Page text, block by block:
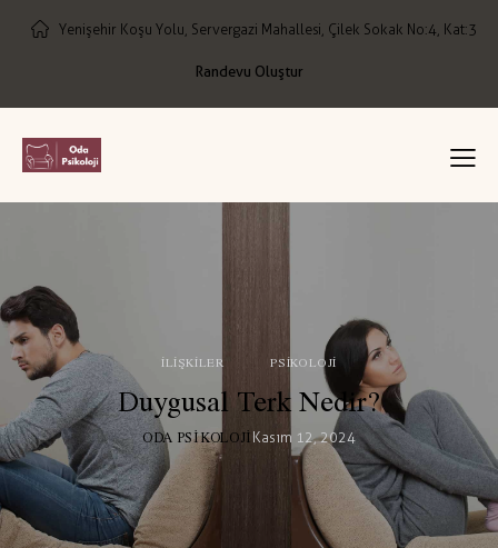
Yenişehir Koşu Yolu, Servergazi Mahallesi, Çilek Sokak No:4, Kat:3
Randevu Oluştur
İLIŞKILER PSIKOLOJI
Duygusal Terk Nedir?
ODA PSIKOLOJI Kasım 12, 2024